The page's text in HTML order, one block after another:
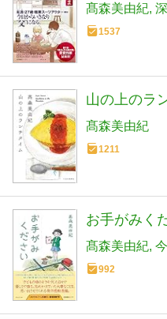
髙森美由紀
1537
山の上のラ
髙森美由紀
1211
お手がみく
髙森美由紀
992